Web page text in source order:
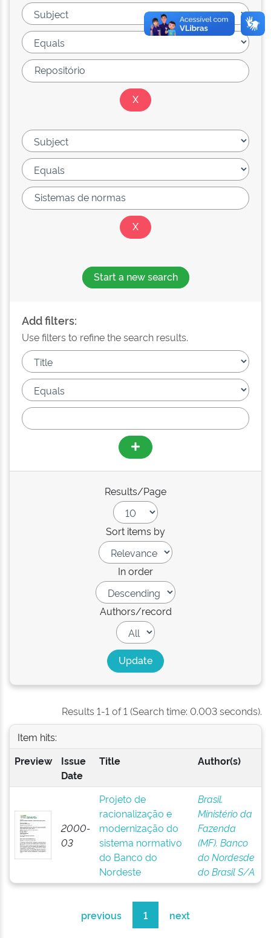
Start a new search
Add filters:
Use filters to refine the search results.
Results/Page
Sort items by
In order
Authors/record
Results 1-1 of 1 (Search time: 0.003 seconds).
Item hits:
Preview
Issue
Date
Title Author(s)
2000-
03
Projeto de
racionalização e
modernização do
sistema normativo
do Banco do
Nordeste
Brasil.
Ministério da
Fazenda
(MF). Banco
do Nordesde
do Brasil S/A
previous 1 next